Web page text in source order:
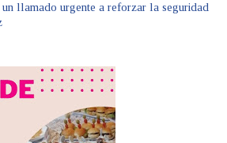
llamado urgente a reforzar la seguridad